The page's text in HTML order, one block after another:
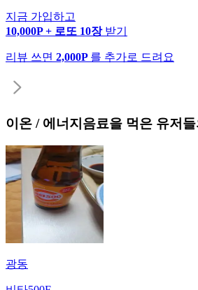
지금 가입하고
10,000P + 로또 10장 받기
리뷰 쓰면 2,000P 를 추가로 드려요
이온 / 에너지음료을 먹은 유저
광동